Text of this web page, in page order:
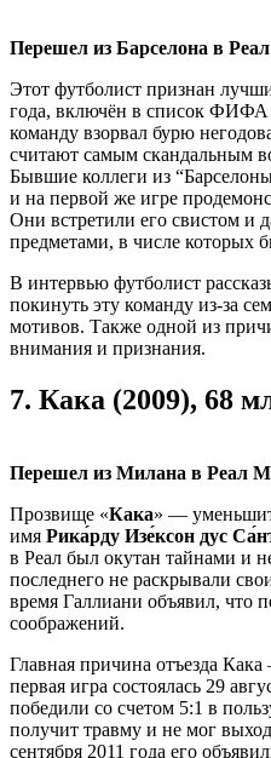
Перешел из Барселона в
Этот футболист признан
года, включён в список ФИФА
команду взорвал бурю
считают самым скандальным
Бывшие коллеги из
и на первой же игре
Они встретили его свистом и
предметами, в числе которых
В интервью футболист
покинуть эту команду из-за
мотивов. Также одной из
внимания и признания.
7. Кака (2009), 68
Перешел из Милана в Реал
Прозвище «Кака» —
имя Рика́рду Изе́ксон дус
в Реал был окутан тайнами и
последнего не раскрывали
время Галлиани объявил, что
соображений.
Главная причина отъезда
первая игра состоялась 29
победили со счетом 5:1 в
получит травму и не мог
сентября 2011 года его